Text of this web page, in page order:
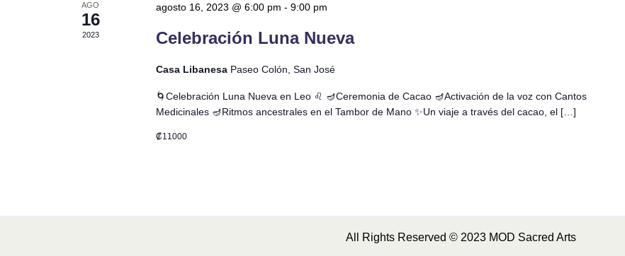
AGO
16
2023
agosto 16, 2023 @ 6:00 pm - 9:00 pm
Celebración Luna Nueva
Casa Libanesa Paseo Colón, San José
🌀Celebración Luna Nueva en Leo ♌️ 🪔Ceremonia de Cacao 🪔Activación de la voz con Cantos
Medicinales 🪔Ritmos ancestrales en el Tambor de Mano ✨Un viaje a través del cacao, el […]
₡11000
All Rights Reserved © 2023 MOD Sacred Arts